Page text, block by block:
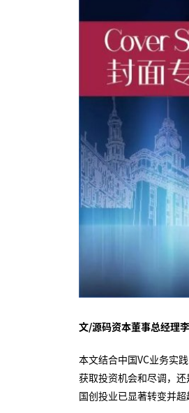
文/源码资本董事总经理
本文结合中国VC业务实
获取投资机会和尽调，
国创投业已显著转变并